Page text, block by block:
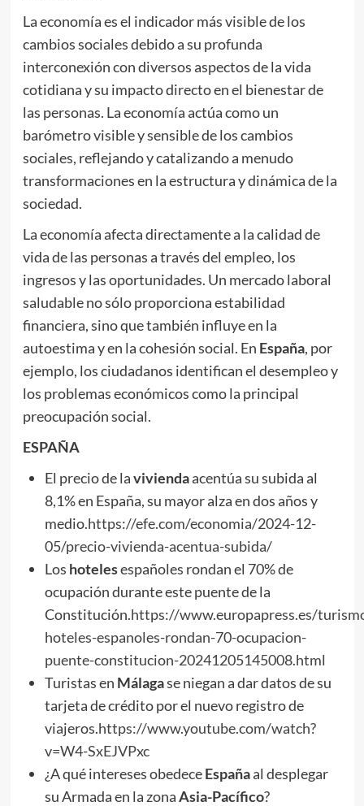
La economía es el indicador más visible de los
cambios sociales debido a su profunda
interconexión con diversos aspectos de la vida
cotidiana y su impacto directo en el bienestar de
las personas. La economía actúa como un
barómetro visible y sensible de los cambios
sociales, reflejando y catalizando a menudo
transformaciones en la estructura y dinámica de la
sociedad.
La economía afecta directamente a la calidad de
vida de las personas a través del empleo, los
ingresos y las oportunidades. Un mercado laboral
saludable no sólo proporciona estabilidad
financiera, sino que también influye en la
autoestima y en la cohesión social. En España, por
ejemplo, los ciudadanos identifican el desempleo y
los problemas económicos como la principal
preocupación social.
ESPAÑA
El precio de laviviendaacentúa su subida al
8,1% en España, su mayor alza en dos años y
medio.https://efe.com/economia/2024-12-
05/precio-vivienda-acentua-subida/
Los hotelesespañoles rondan el 70% de
ocupación durante este puente de la
Constitución.https://www.europapress.es/
hoteles-espanoles-rondan-70-ocupacion-
puente-constitucion-20241205145008.html
Turistas en Málagase niegan a dar datos de su
tarjeta de crédito por el nuevo registro de
viajeros.https://www.youtube.com/watch?
v=W4-SxEJVPxc
¿A qué intereses obedeceEspañaal desplegar
su Armada en la zonaAsia-Pacífico?